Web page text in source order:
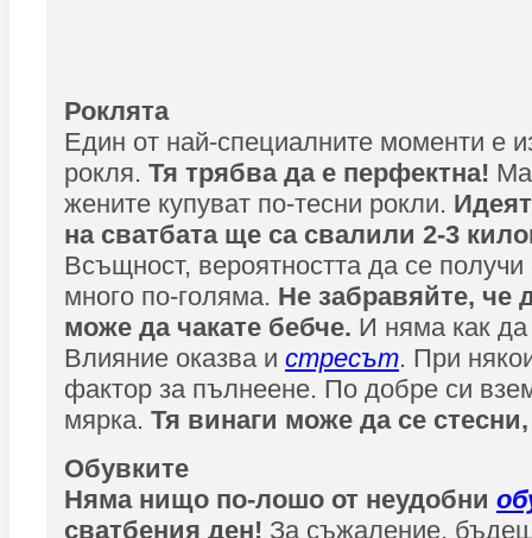
Роклята
Един от най-специалните моменти е
рокля. Тя трябва да е перфектна!
жените купуват по-тесни рокли.
на сватбата ще са свалили 2-3
Всъщност, вероятността да се получи
много по-голяма. Не забравяйте, че
може да чакате бебче. И няма как
Влияние оказва и стресът. При
фактор за пълнеене. По добре си
мярка. Тя винаги може да се
Обувките
Няма нищо по-лошо от неудобни
сватбения ден! За съжаление,